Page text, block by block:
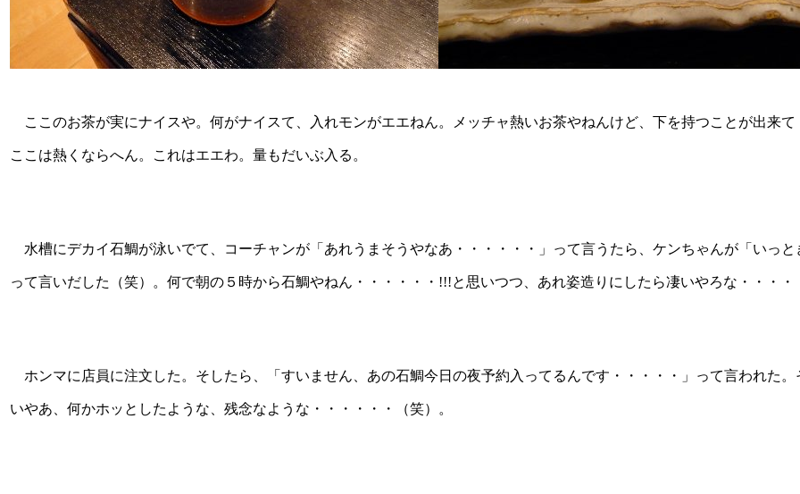
ここのお茶が実にナイスや。何がナイスて、入れモンがエエねん。メッチャ熱いお茶やねんけど、下を持つことが出来て
ここは熱くならへん。これはエエわ。量もだいぶ入る。
水槽にデカイ石鯛が泳いでて、コーチャンが「あれうまそうやなあ・・・・・・」って言うたら、ケンちゃんが「いっと
って言いだした（笑）。何で朝の５時から石鯛やねん・・・・・・!!!と思いつつ、あれ姿造りにしたら凄いやろな・・・・
ホンマに店員に注文した。そしたら、「すいません、あの石鯛今日の夜予約入ってるんです・・・・・」って言われた。
いやあ、何かホッとしたような、残念なような・・・・・・（笑）。